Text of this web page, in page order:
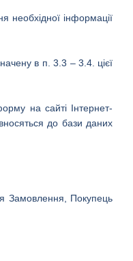
необхідної інформації
в п. 3.3 – 3.4. цієї
на сайті Інтернет-
до бази даних
Замовлення, Покупець